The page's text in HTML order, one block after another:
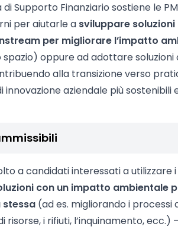
Supporto Finanziario sostiene le
per aiutarle a sviluppare
per migliorare l’impatto
oppure ad adottare
alla transizione verso
innovazione aziendale più sostenibili
a candidati interessati a utilizzare
con un impatto ambientale
stessa (ad es. migliorando i
risorse, i rifiuti, l’inquinamento, ecc.) –